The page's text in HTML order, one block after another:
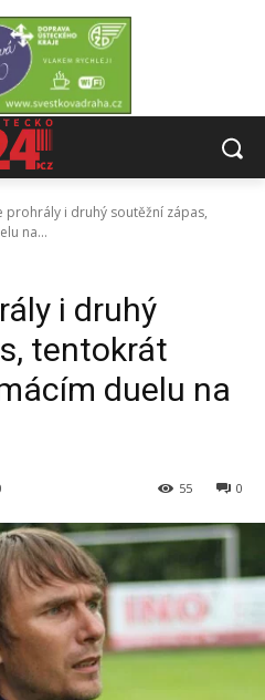
prohrály i druhý soutěžní zápas,
na...
i druhý
tentokrát
duelu na
0
55